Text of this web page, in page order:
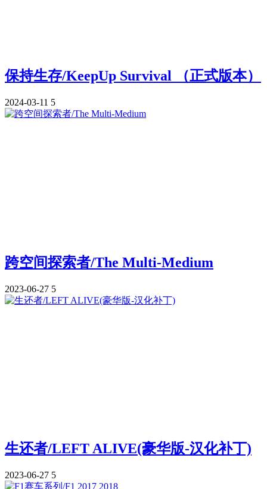
保持生存/KeepUp Survival （正式版本）
2024-03-11 5
跨空间探索者/The Multi-Medium
2023-06-27 5
生还者/LEFT ALIVE(豪华版-汉化补丁)
2023-06-27 5